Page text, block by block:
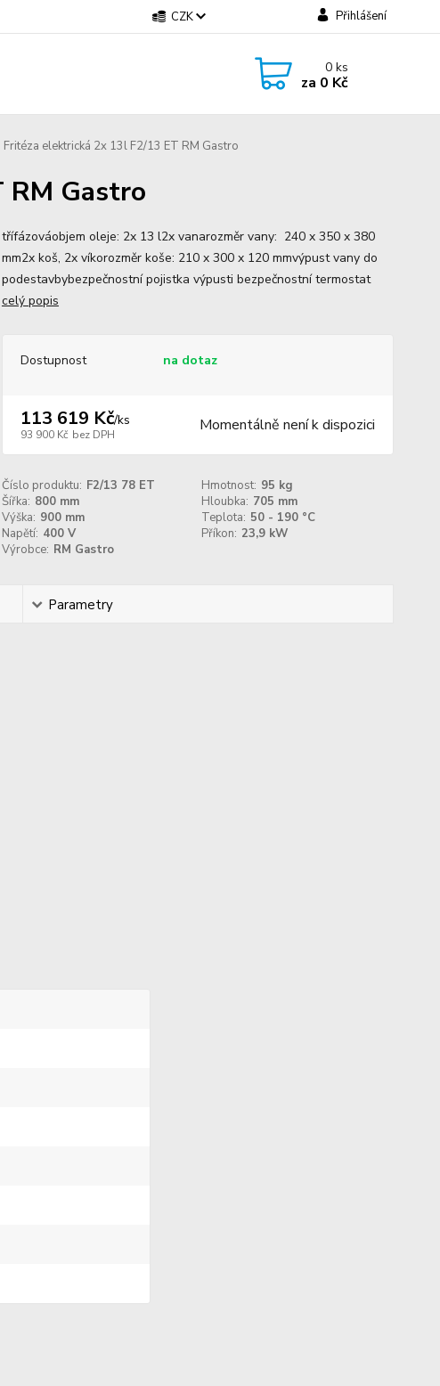
CZK Přihlášení
0ks
za 0 Kč
Fritéza elektrická 2x 13l F2/13 ET RM Gastro
RM Gastro
třífázováobjem oleje: 2x 13 l2x vanarozměr vany: 240 x 350 x 380
mm2x koš, 2x víkorozměr koše: 210 x 300 x 120 mmvýpust vany do
podestavbybezpečnostní pojistka výpusti bezpečnostní termostat
celý popis
Dostupnost na dotaz
113 619 Kč/ks
93 900 Kč bez DPH Momentálně není k dispozici
Číslo produktu: F2/13 78 ET Hmotnost: 95 kg
Šířka: 800 mm Hloubka: 705 mm
Výška: 900 mm Teplota: 50 - 190 °C
Napětí: 400 V Příkon: 23,9 kW
Výrobce: RM Gastro
Parametry